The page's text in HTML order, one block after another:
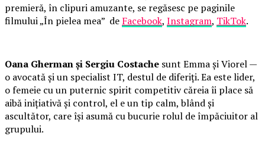
premieră, în clipuri amuzante, se regăsesc pe paginile
filmului „În pielea mea” de Facebook, Instagram, TikTok.
Oana Gherman și Sergiu Costache sunt Emma și Viorel —
o avocată și un specialist IT, destul de diferiți. Ea este lider,
o femeie cu un puternic spirit competitiv căreia îi place să
aibă inițiativă și control, el e un tip calm, blând și
ascultător, care își asumă cu bucurie rolul de împăciuitor al
grupului.